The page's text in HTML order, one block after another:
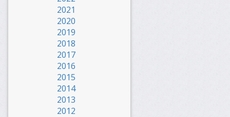
2021
2020
2019
2018
2017
2016
2015
2014
2013
2012